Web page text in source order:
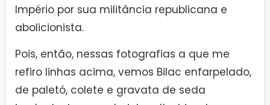
Império por sua militância republicana e
abolicionista.
Pois, então, nessas fotografias a que me
refiro linhas acima, vemos Bilac enfarpelado,
de paletó, colete e gravata de seda